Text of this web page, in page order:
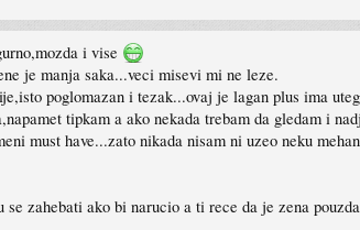
i vise
je manja saka...veci misevi mi ne leze.
poglomazan i tezak...ovaj je lagan plus ima
tipkam a ako nekada trebam da gledam i
must have...zato nikada nisam ni uzeo neku
zahebati ako bi narucio a ti rece da je zena